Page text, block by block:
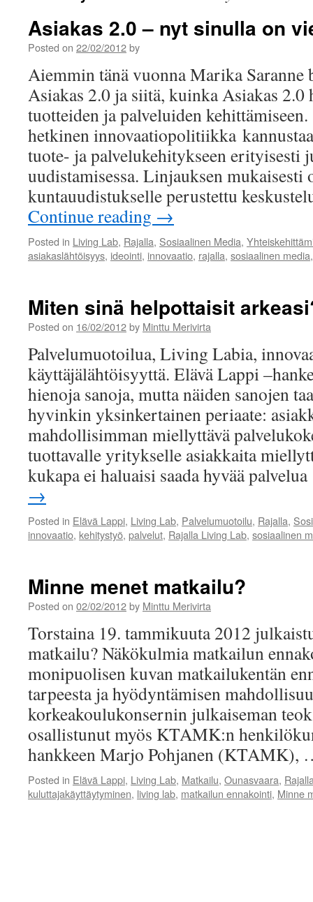
Asiakas 2.0 – nyt sinulla on
Posted on 22/02/2012by
Aiemmin tänä vuonna Marika Saranne
Asiakas 2.0 ja siitä, kuinka Asiakas 2.0
tuotteiden ja palveluiden
hetkinen innovaatiopolitiikka
tuote- ja palvelukehitykseen erityisesti
uudistamisessa. Linjauksen mukaisesti
kuntauudistukselle perustettu
Continue reading →
Posted in Living Lab, Rajalla, Sosiaalinen Media,
asiakaslähtöisyys, ideointi, innovaatio, rajalla, sosiaalinen media
Miten sinä helpottaisit
Posted on 16/02/2012by Minttu Merivirta
Palvelumuotoilua, Living Labia,
käyttäjälähtöisyyttä. Elävä Lappi
hienoja sanoja, mutta näiden sanojen
hyvinkin yksinkertainen periaate:
mahdollisimman miellyttävä
tuottavalle yritykselle asiakkaita
kukapa ei haluaisi saada hyvää
→
Posted in Elävä Lappi, Living Lab, Palvelumuotoilu, Rajalla,
innovaatio, kehitystyö, palvelut, Rajalla Living Lab, sosiaalinen
Minne menet matkailu?
Posted on 02/02/2012by Minttu Merivirta
Torstaina 19. tammikuuta 2012
matkailu? Näkökulmia matkailun
monipuolisen kuvan matkailukentän
tarpeesta ja hyödyntämisen
korkeakoulukonsernin julkaiseman
osallistunut myös KTAMK:n
hankkeen Marjo Pohjanen
Posted in Elävä Lappi, Living Lab, Matkailu, Ounasvaara,
kuluttajakäyttäytyminen, living lab, matkailun ennakointi, Minne